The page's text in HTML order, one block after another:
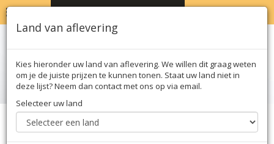
Home Nonfood
Land van aflevering
Kies hieronder uw land van aflevering. We willen dit graag weten
om je de juiste prijzen te kunnen tonen. Staat uw land niet in
deze lijst? Neem dan contact met ons op via email.
Selecteer uw land